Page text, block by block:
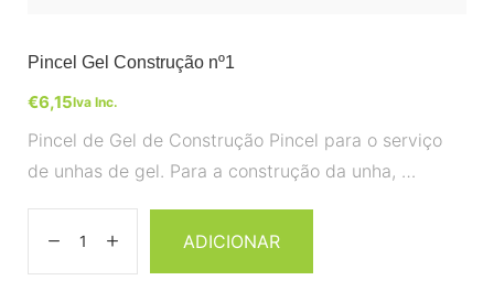
Pincel Gel Construção nº1
€6,15Iva Inc.
Pincel de Gel de Construção Pincel para o serviço
de unhas de gel. Para a construção da unha, …
ADICIONAR